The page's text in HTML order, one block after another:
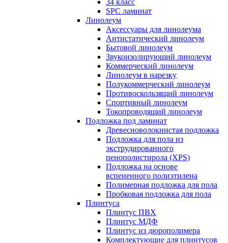
34 класс
SPC ламинат
Линолеум
Аксессуары для линолеума
Антистатический линолеум
Бытовой линолеум
Звукоизолирующий линолеум
Коммерческий линолеум
Линолеум в нарезку
Полукоммерческий линолеум
Противоскользящий линолеум
Спортивный линолеум
Токопроводящий линолеум
Подложка под ламинат
Древесноволокнистая подложка
Подложка для пола из
экструдированного
пенополистирола (XPS)
Подложка на основе
вспененного полиэтилена
Полимерная подложка для пола
Пробковая подложка для пола
Плинтуса
Плинтус ПВХ
Плинтус МДФ
Плинтус из дюрополимера
Комплектующие для плинтусов